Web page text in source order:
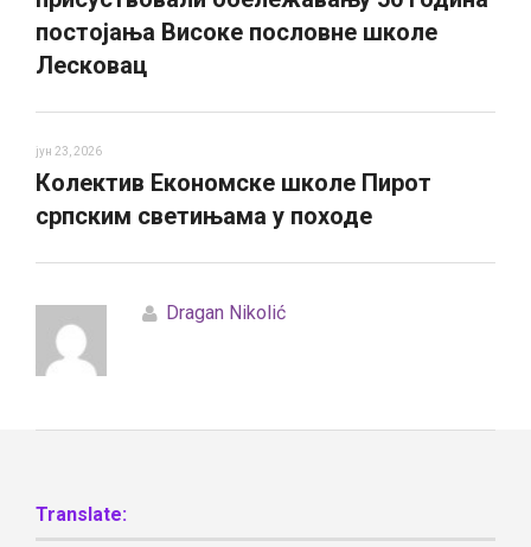
постојања Високе пословне школе
Лесковац
јун 23, 2026
Колектив Економске школе Пирот
српским светињама у походе
Dragan Nikolić
Translate: